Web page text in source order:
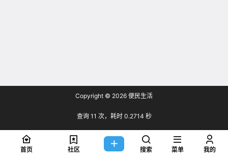
Copyright © 2026 便民生活
查询 11 次，耗时 0.2714 秒
首页 社区 搜索 菜单 我的